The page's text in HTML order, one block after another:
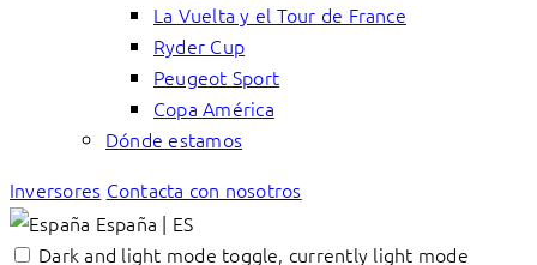
La Vuelta y el Tour de France
Ryder Cup
Peugeot Sport
Copa América
Dónde estamos
Inversores Contacta con nosotros
España | ES
Dark and light mode toggle, currently light mode